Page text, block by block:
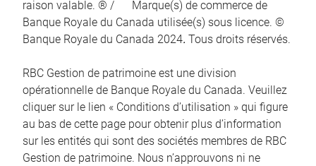
raison valable. ® /
Marque(s) de commerce de
Banque Royale du Canada utilisée(s) sous licence. ©
Banque Royale du Canada 2024. Tous droits réservés.
RBC Gestion de patrimoine est une division
opérationnelle de Banque Royale du Canada. Veuillez
cliquer sur le lien « Conditions d’utilisation » qui figure
au bas de cette page pour obtenir plus d’information
sur les entités qui sont des sociétés membres de RBC
Gestion de patrimoine. Nous n’approuvons ni ne